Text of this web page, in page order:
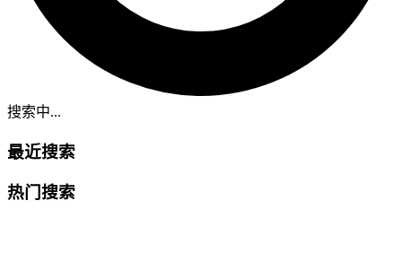
搜索中...
最近搜索
热门搜索